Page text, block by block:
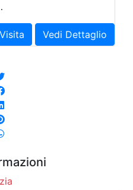
Visita Vedi Dettaglio